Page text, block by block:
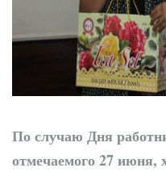
По случаю Дня
отмечаемого 27 июня,